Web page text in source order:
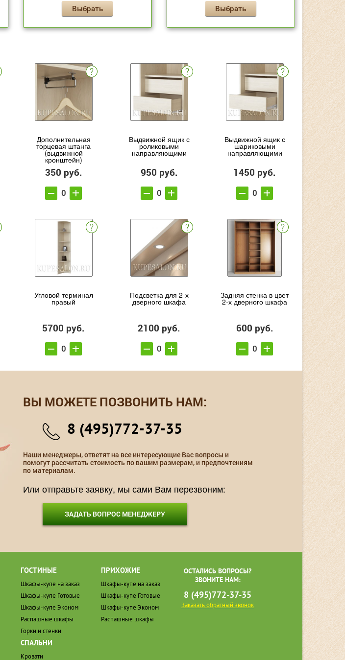
Выбрать Выбрать
Дополнительная
торцевая штанга
(выдвижной
кронштейн)
350 руб.
Выдвижной ящик с
роликовыми
направляющими
950 руб.
Выдвижной ящик с
шариковыми
направляющими
1450 руб.
Угловой терминал
правый
5700 руб.
Подсветка для 2-х
дверного шкафа
2100 руб.
Задняя стенка в цвет
2-х дверного шкафа
600 руб.
ВЫ МОЖЕТЕ ПОЗВОНИТЬ НАМ:
8 (495)772-37-35
Наши менеджеры, ответят на все интересующие Вас вопросы и
помогут рассчитать стоимость по вашим размерам, и предпочтениям
по материалам.
Или отправьте заявку, мы сами Вам перезвоним:
ЗАДАТЬ ВОПРОС МЕНЕДЖЕРУ
ГОСТИНЫЕ
Шкафы-купе на заказ
Шкафы-купе Готовые
Шкафы-купе Эконом
Распашные шкафы
Горки и стенки
СПАЛЬНИ
Кровати
ПРИХОЖИЕ
Шкафы-купе на заказ
Шкафы-купе Готовые
Шкафы-купе Эконом
Распашные шкафы
ОСТАЛИСЬ ВОПРОСЫ?
ЗВОНИТЕ НАМ:
8 (495)772-37-35
Заказать обратный звонок